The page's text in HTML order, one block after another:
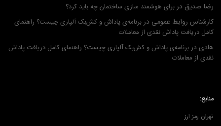
رضا صدیق در برای هوشمند سازی ساختمان چه باید کرد؟
کارشناس روابط عمومی در برنامه‌ی پاداش و کش‌بک آلپاری چیست؟ راهنمای
کامل دریافت پاداش نقدی از معاملات
هادی در برنامه‌ی پاداش و کش‌بک آلپاری چیست؟ راهنمای کامل دریافت پاداش
نقدی از معاملات
منابع:
تهران رمز ارز